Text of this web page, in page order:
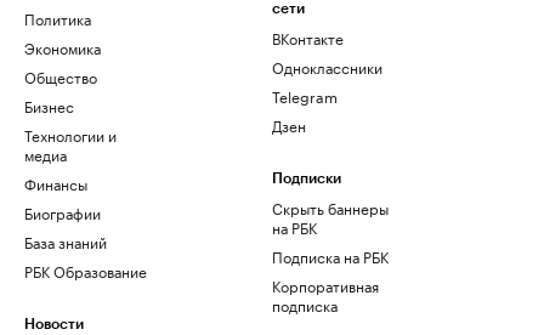
Политика
Экономика
Общество
Бизнес
Технологии и
медиа
Финансы
Биографии
База знаний
РБК Образование
Новости
сети
ВКонтакте
Одноклассники
Telegram
Дзен
Подписки
Скрыть баннеры
на РБК
Подписка на РБК
Корпоративная
подписка